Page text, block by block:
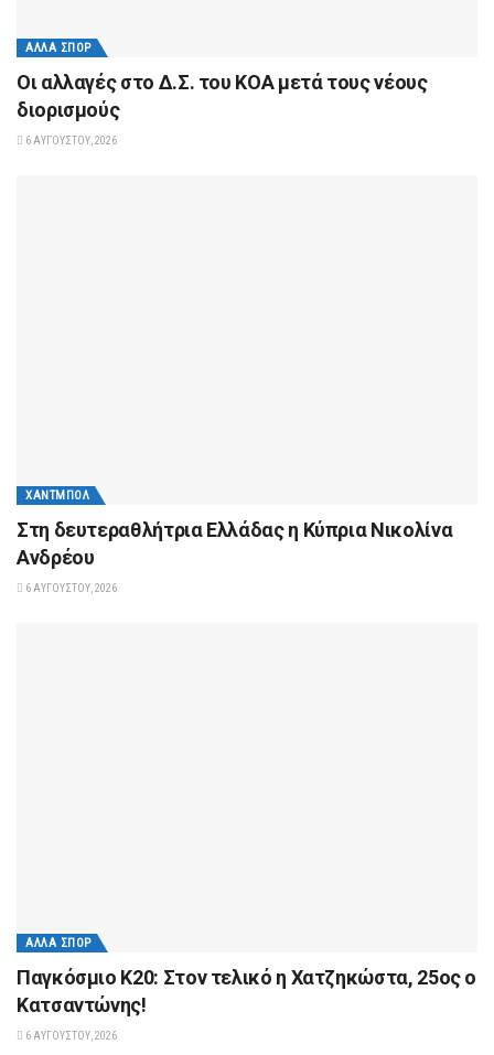
ΆΛΛΑ ΣΠΟΡ
Οι αλλαγές στο Δ.Σ. του ΚΟΑ μετά τους νέους
διορισμούς
6 ΑΥΓΟΎΣΤΟΥ, 2026
ΧΆΝΤΜΠΟΛ
Στη δευτεραθλήτρια Ελλάδας η Κύπρια Νικολίνα
Ανδρέου
6 ΑΥΓΟΎΣΤΟΥ, 2026
ΆΛΛΑ ΣΠΟΡ
Παγκόσμιο Κ20: Στον τελικό η Χατζηκώστα, 25ος ο
Κατσαντώνης!
6 ΑΥΓΟΎΣΤΟΥ, 2026